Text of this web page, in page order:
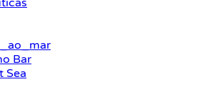
Bar
Sea